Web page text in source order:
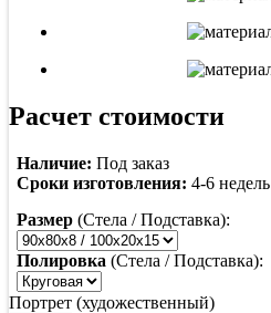
Расчет стоимости
Наличие: Под заказ
Сроки изготовления: 4-6 недель
Размер (Стела / Подставка):
Полировка (Стела / Подставка):
Портрет (художественный)